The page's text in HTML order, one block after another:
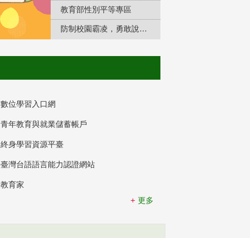
教育部性別平等專區
防制校園霸凌，勇敢說出來！
數位學習入口網
青年教育與就業儲蓄帳戶
終身學習資源平臺
臺灣台語語言能力認證網站
教育家
更多